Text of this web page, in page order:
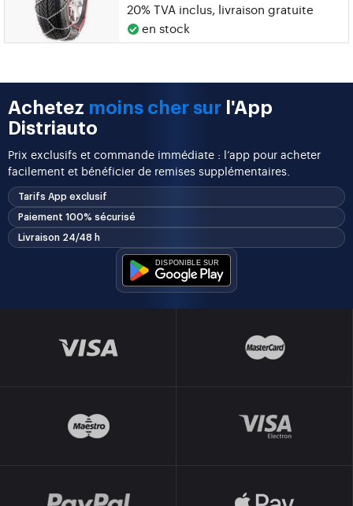
20% TVA inclus, livraison gratuite
en stock
Achetez moins cher sur l'App
Distriauto
Prix exclusifs et commande immédiate : l’app pour acheter
facilement et bénéficier de remises supplémentaires.
Tarifs App exclusif
Paiement 100% sécurisé
Livraison 24/48 h